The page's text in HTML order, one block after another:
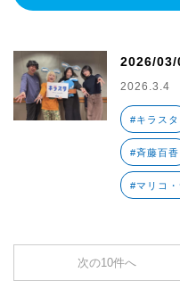
2026/03/
2026.3.4
#キラスタ
#斉藤百香
#マリコ・
次の10件へ